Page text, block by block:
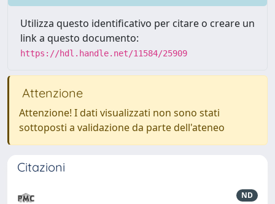
Utilizza questo identificativo per citare o creare un
link a questo documento:
https://hdl.handle.net/11584/25909
Attenzione
Attenzione! I dati visualizzati non sono stati
sottoposti a validazione da parte dell'ateneo
Citazioni
ND